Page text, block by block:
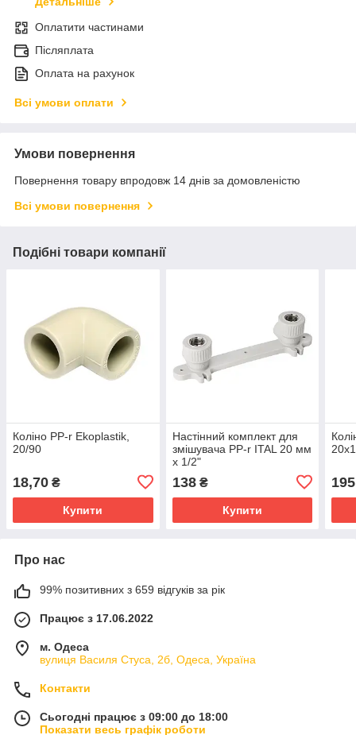
Оплатити частинами
Післяплата
Оплата на рахунок
Всі умови оплати
Умови повернення
Повернення товару впродовж 14 днів за домовленістю
Всі умови повернення
Подібні товари компанії
Коліно PP-r Ekoplastik,
20/90
18,70 ₴
Купити
Настінний комплект для
змішувача PP-r ITAL 20 мм
х 1/2"
138₴
Купити
195
Про нас
99% позитивних з 659 відгуків за рік
Працює з 17.06.2022
м. Одеса
вулиця Василя Стуса, 2б, Одеса, Україна
Контакти
Сьогодні працює з 09:00 до 18:00
Показати весь графік роботи